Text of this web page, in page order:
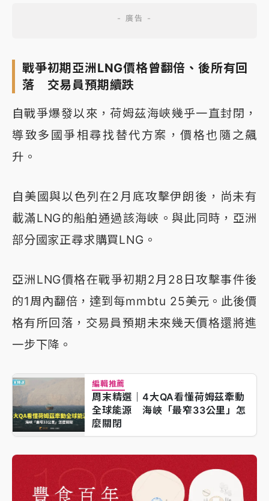
戰爭初期亞洲LNG價格曾翻倍、後所有回
落 交易員預期續跌
自戰爭爆發以來，荷姆茲海峽幾乎一直封閉，
導致多國爭相尋找替代方案，價格也隨之飆
升。
自美國與以色列在2月底攻擊伊朗後，尚未有
載滿LNG的船舶通過該海峽。與此同時，亞洲
部分國家正尋求購買LNG。
亞洲LNG價格在戰爭初期2月28日攻擊事件後
的1周內翻倍，達到每mmbtu 25美元。此後價
格有所回落，交易員預期未來幾天價格還將進
一步下降。
編輯推薦
周末精選｜4大QA看懂荷姆茲牽動
全球能源 海峽「最窄33公里」怎
麼關閉